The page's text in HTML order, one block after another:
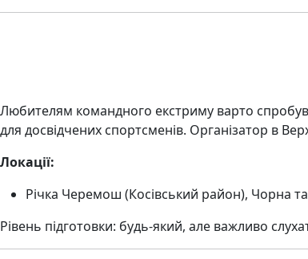
Любителям командного екстриму варто
для досвідчених спортсменів. Організатор в
Локації:
Річка Черемош (Косівський район), Чорна
Рівень підготовки: будь-який, але важливо